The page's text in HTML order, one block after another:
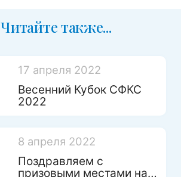
Читайте также...
17 апреля 2022
Весенний Кубок СФКС
2022
8 апреля 2022
Поздравляем с
призовыми местами на